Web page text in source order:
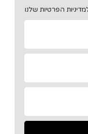
הפרטיות שלנו